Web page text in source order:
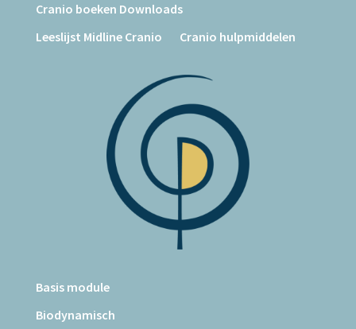
Cranio boeken Downloads
Leeslijst Midline Cranio
Cranio hulpmiddelen
Basis module
Biodynamisch